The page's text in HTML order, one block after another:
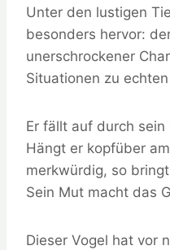
Unter den lustigen
besonders hervor:
unerschrockener
Situationen zu
Er fällt auf durch sein
Hängt er kopfüber
merkwürdig, so
Sein Mut macht das
Dieser Vogel hat vor